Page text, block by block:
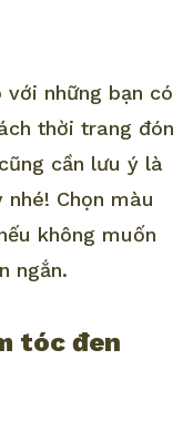
những bạn có
thời trang đón
cần lưu ý là
Chọn màu
không muốn
ngắn.
tóc đen